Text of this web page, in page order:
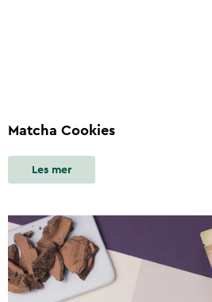
Matcha Cookies
Les mer